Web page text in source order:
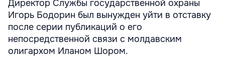
Директор Службы государственной охраны
Игорь Бодорин был вынужден уйти в отставку
после серии публикаций о его
непосредственной связи с молдавским
олигархом Иланом Шором.